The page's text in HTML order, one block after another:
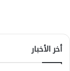
أخر الأخبار